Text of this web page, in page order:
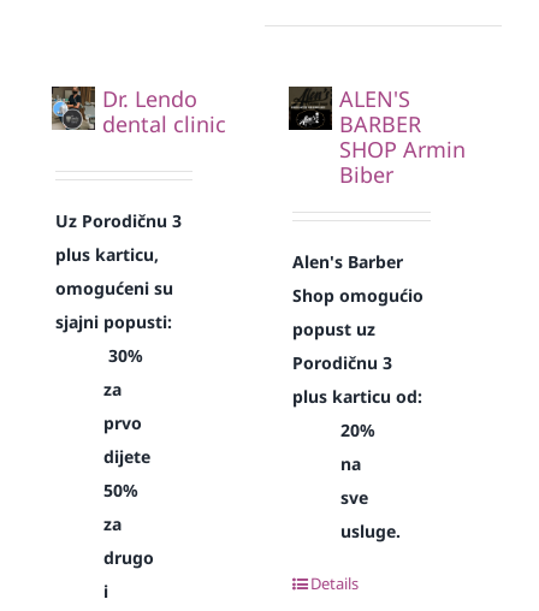
Dr. Lendo
dental clinic
Uz Porodičnu 3
plus karticu,
omogućeni su
sjajni popusti:
30%
za
prvo
dijete
50%
za
drugo
i
ALEN'S
BARBER
SHOP Armin
Biber
Alen's Barber
Shop omogućio
popust uz
Porodičnu 3
plus karticu od:
20%
na
sve
usluge.
Details